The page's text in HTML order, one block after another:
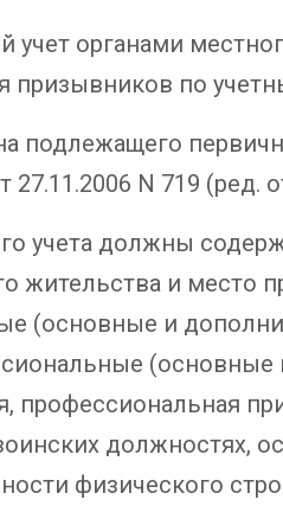
учет органами
призывников по
подлежащего
27.11.2006 N 719
учета должны
жительства и место
(основные и
(основные
профессиональная
должностях,
физического